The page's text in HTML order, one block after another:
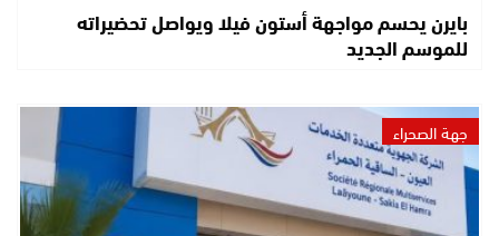
بايرن يحسم مواجهة أستون فيلا ويواصل تحضيراته
للموسم الجديد
جهة الصحراء